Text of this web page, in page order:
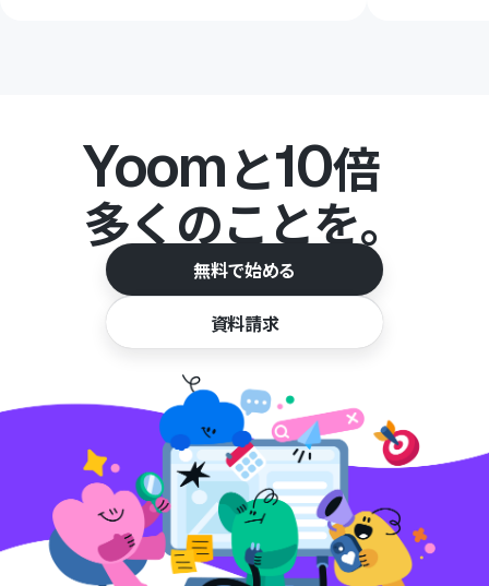
Yoomと10倍
多くのことを。
無料で始める
資料請求